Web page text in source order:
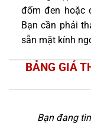
đốm đen hoặc
Bạn cần phải
sẵn mặt kính
BẢNG GIÁ
Bạn đang